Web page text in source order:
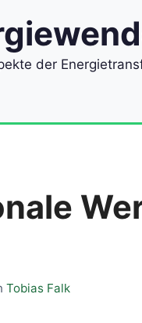
der
Tobias Falk